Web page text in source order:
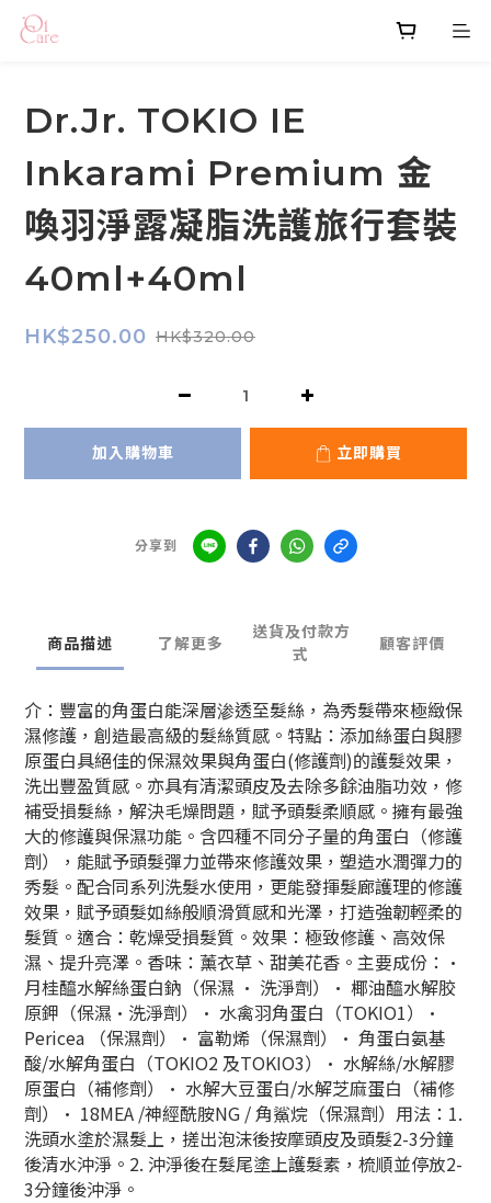
Dr.Jr. TOKIO IE
Inkarami Premium 金
喚羽淨露凝脂洗護旅行套裝
40ml+40ml
HK$250.00 HK$320.00
加入購物車 立即購買
分享到
商品描述 了解更多
送貨及付款方
式
顧客評價
介：豐富的角蛋白能深層渗透至髮絲，為秀髮帶來極緻保
濕修護，創造最高級的髮絲質感。特點：添加絲蛋白與膠
原蛋白具絕佳的保濕效果與角蛋白(修護劑)的護髮效果，
洗出豐盈質感。亦具有清潔頭皮及去除多餘油脂功效，修
補受損髮絲，解決毛燥問題，賦予頭髮柔順感。擁有最強
大的修護與保濕功能。含四種不同分子量的角蛋白（修護
劑），能賦予頭髮彈力並帶來修護效果，塑造水潤彈力的
秀髮。配合同系列洗髮水使用，更能發揮髮廊護理的修護
效果，賦予頭髮如絲般順滑質感和光澤，打造強韌輕柔的
髮質。適合：乾燥受損髮質。效果：極致修護、高效保
濕、提升亮澤。香味：薰衣草、甜美花香。主要成份：•
月桂醯水解絲蛋白鈉（保濕 • 洗淨劑）• 椰油醯水解胶
原鉀（保濕•洗淨劑）• 水禽羽角蛋白（TOKIO1）•
Pericea （保濕劑）• 富勒烯（保濕劑）• 角蛋白氨基
酸/水解角蛋白（TOKIO2 及TOKIO3）• 水解絲/水解膠
原蛋白（補修劑）• 水解大豆蛋白/水解芝麻蛋白（補修
劑）• 18MEA /神經酰胺NG / 角鯊烷（保濕劑）用法：1.
洗頭水塗於濕髮上，搓出泡沫後按摩頭皮及頭髮2-3分鐘
後清水沖淨。2. 沖淨後在髮尾塗上護髮素，梳順並停放2-
3分鐘後沖淨。